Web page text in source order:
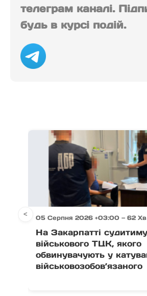
телеграм каналі.
будь в курсі подій.
05 Серпня 2026 +03:00 — 62 Хв
На Закарпатті
військового ТЦК, якого
обвинувачують у
військовозобов’язаного
<